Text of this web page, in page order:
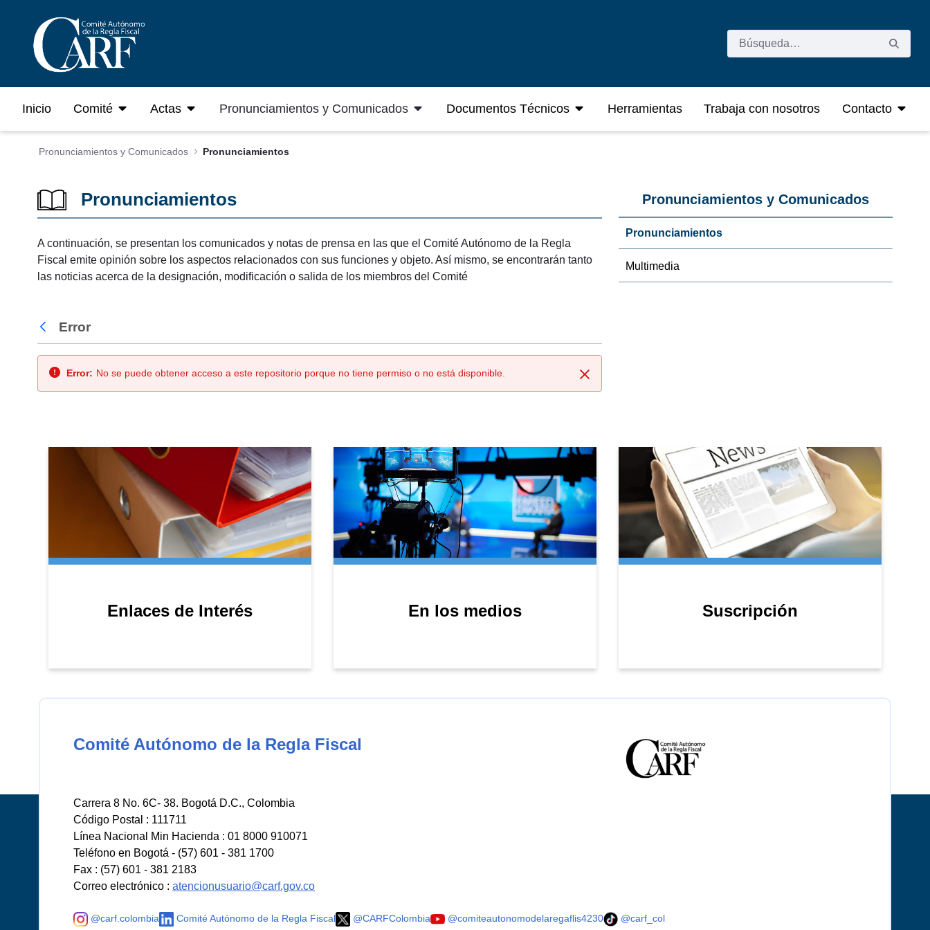
Inicio Comité Actas Pronunciamientos y Comunicados Documentos Técnicos Herramientas Trabaja con nosotros Contacto
Pronunciamientos y Comunicados Pronunciamientos
Pronunciamientos
A continuación, se presentan los comunicados y notas de prensa en las que el Comité Autónomo de la Regla
Fiscal emite opinión sobre los aspectos relacionados con sus funciones y objeto. Así mismo, se encontrarán tanto
las noticias acerca de la designación, modificación o salida de los miembros del Comité
Atrás
Error
Cerrar
Error: No se puede obtener acceso a este repositorio porque no tiene permiso o no está disponible.
Pronunciamientos y Comunicados
Pronunciamientos
Multimedia
Enlaces de Interés En los medios Suscripción
Comité Autónomo de la Regla Fiscal
Carrera 8 No. 6C- 38. Bogotá D.C., Colombia
Código Postal : 111711
Línea Nacional Min Hacienda : 01 8000 910071
Teléfono en Bogotá - (57) 601 - 381 1700
Fax : (57) 601 - 381 2183
Correo electrónico : atencionusuario@carf.gov.co
@carf.colombia Comité Autónomo de la Regla Fiscal @CARFColombia @comiteautonomodelaregaflis4230 @carf_col